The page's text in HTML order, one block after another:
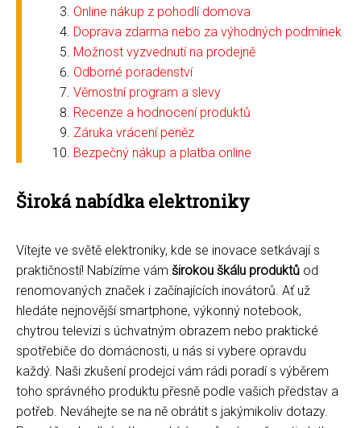
Online nákup z pohodlí domova
Doprava zdarma nebo za výhodných podmínek
Možnost vyzvednutí na prodejně
Odborné poradenství
Věrnostní program a slevy
Recenze a hodnocení produktů
Záruka vrácení peněz
Bezpečný nákup a platba online
Široká nabídka elektroniky
Vítejte ve světě elektroniky, kde se inovace setkávají s
praktičností! Nabízíme vám širokou škálu produktů od
renomovaných značek i začínajících inovátorů. Ať už
hledáte nejnovější smartphone, výkonný notebook,
chytrou televizi s úchvatným obrazem nebo praktické
spotřebiče do domácnosti, u nás si vybere opravdu
každý. Naši zkušení prodejci vám rádi poradí s výběrem
toho správného produktu přesně podle vašich představ a
potřeb. Neváhejte se na ně obrátit s jakýmikoliv dotazy.